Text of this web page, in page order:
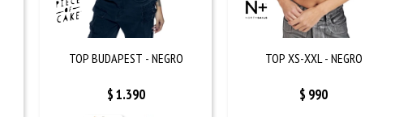
TOP BUDAPEST - NEGRO
$1.390
TOP XS-XXL - NEGRO
$ 990